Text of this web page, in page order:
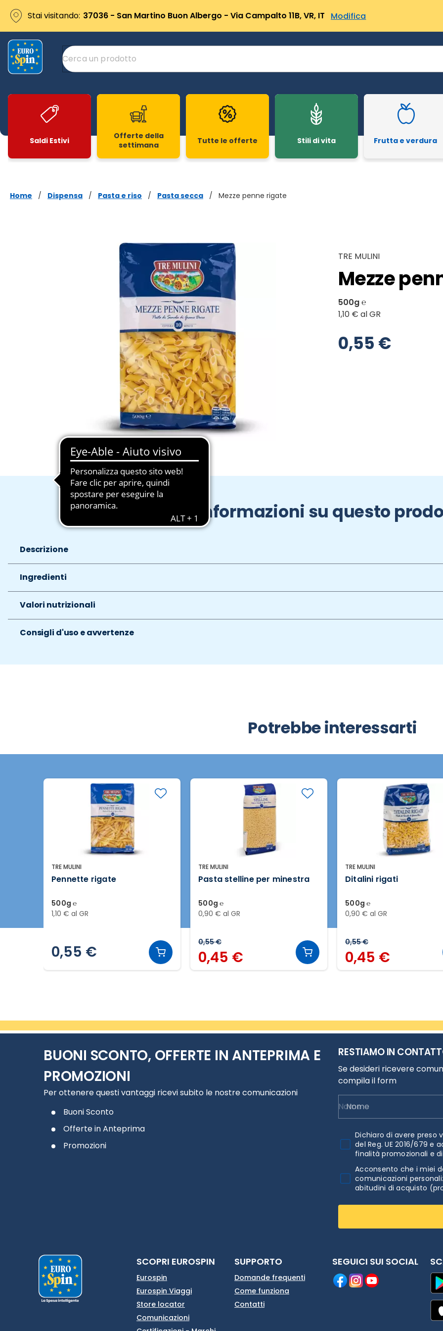
Stai visitando: 37036 - San Martino Buon Albergo - Via Campalto 11B, VR, IT Modifica
Saldi Estivi
Offerte della
settimana
Tutte le offerte Stili di vita Frutta e verdura
Home / Dispensa / Pasta e riso / Pasta secca / Mezze penne rigate
TRE MULINI
Mezze
500g ℮
1,10 € al GR
0,55 €
Informazioni su questo
Descrizione
Ingredienti
Valori nutrizionali
Consigli d'uso e avvertenze
Potrebbe interessarti
TRE MULINI
Pennette rigate
500g ℮
1,10 € al GR
0,55 €
TRE MULINI
Pasta stelline per minestra
500g ℮
0,90 € al GR
0,55 €
0,45 €
TRE MULINI
Ditalini rigati
500g ℮
0,90 € al GR
0,55 €
0,45 €
BUONI SCONTO, OFFERTE IN ANTEPRIMA E
PROMOZIONI
Per ottenere questi vantaggi ricevi subito le nostre comunicazioni
Buoni Sconto
Offerte in Anteprima
Promozioni
RESTIAMO IN
Se desideri ricevere
compila il form
Nome
Dichiaro di avere preso
del Reg. UE 2016/679
finalità promozionali e
Acconsento che i miei
comunicazioni
abitudini di acquisto
SCOPRI EUROSPIN
Eurospin
Eurospin Viaggi
Store locator
Comunicazioni
SUPPORTO
Domande frequenti
Come funziona
Contatti
SEGUICI SUI SOCIAL